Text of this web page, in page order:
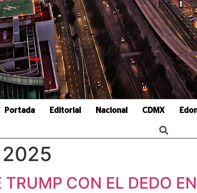
Portada Editorial Nacional CDMX
TRUMP CON EL DEDO